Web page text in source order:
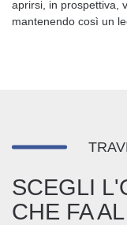
aprirsi, in prospettiva,
mantenendo così un
SCEGLI
CHE FA